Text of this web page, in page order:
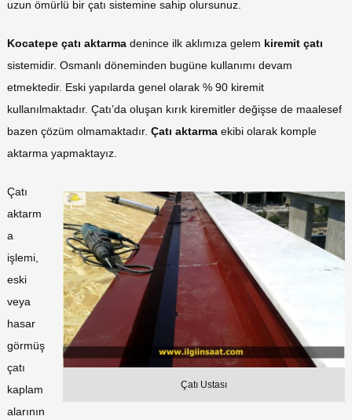
uzun ömürlü bir çatı sistemine sahip olursunuz.
Kocatepe çatı aktarma denince ilk aklımıza gelem kiremit çatı
sistemidir. Osmanlı döneminden bugüne kullanımı devam
etmektedir. Eski yapılarda genel olarak % 90 kiremit
kullanılmaktadır. Çatı’da oluşan kırık kiremitler değişse de maalesef
bazen çözüm olmamaktadır. Çatı aktarma ekibi olarak komple
aktarma yapmaktayız.
Çatı Ustası
Çatı
aktarm
a
işlemi,
eski
veya
hasar
görmüş
çatı
kaplam
alarının